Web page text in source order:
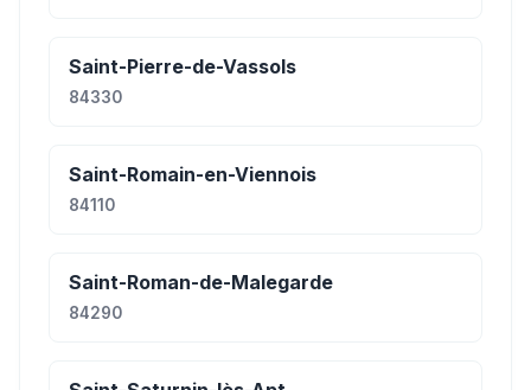
Saint-Pierre-de-Vassols
84330
Saint-Romain-en-Viennois
84110
Saint-Roman-de-Malegarde
84290